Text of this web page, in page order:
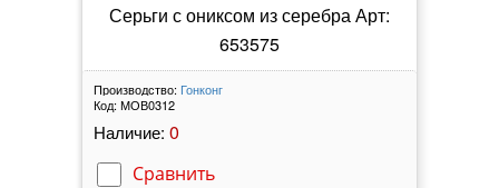
Серьги с ониксом из серебра Арт:
653575
Производство: Гонконг
Код: МОВ0312
Наличие: 0
Сравнить